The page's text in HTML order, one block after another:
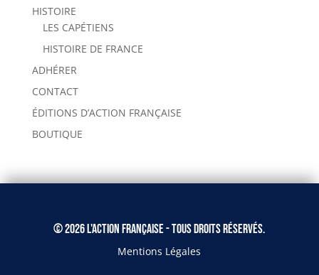
HISTOIRE
LES CAPÉTIENS
HISTOIRE DE FRANCE
ADHÉRER
CONTACT
ÉDITIONS D’ACTION FRANÇAISE
BOUTIQUE
© 2026 L'Action Française - Tous droits réservés.
Mentions Légales